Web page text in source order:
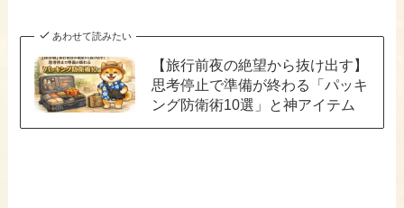
あわせて読みたい
【旅行前夜の絶望から抜け出す】
思考停止で準備が終わる「パッキ
ング防衛術10選」と神アイテム